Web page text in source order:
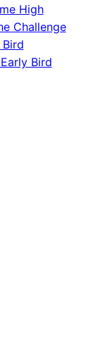
High
Challenge
Bird